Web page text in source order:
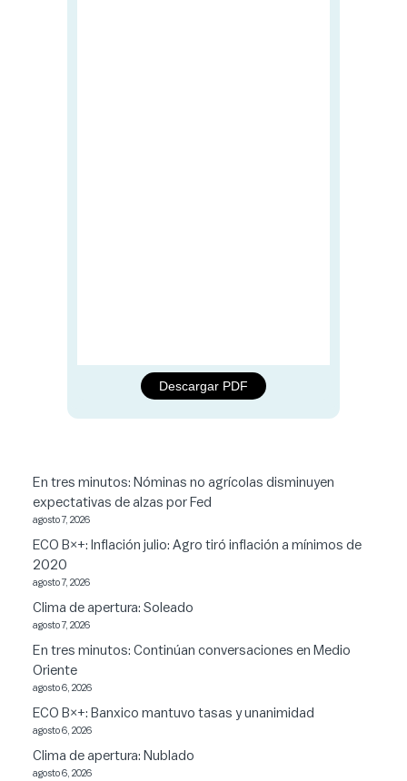
Descargar PDF
En tres minutos: Nóminas no agrícolas disminuyen
expectativas de alzas por Fed
agosto 7, 2026
ECO B×+: Inflación julio: Agro tiró inflación a mínimos de
2020
agosto 7, 2026
Clima de apertura: Soleado
agosto 7, 2026
En tres minutos: Continúan conversaciones en Medio
Oriente
agosto 6, 2026
ECO B×+: Banxico mantuvo tasas y unanimidad
agosto 6, 2026
Clima de apertura: Nublado
agosto 6, 2026